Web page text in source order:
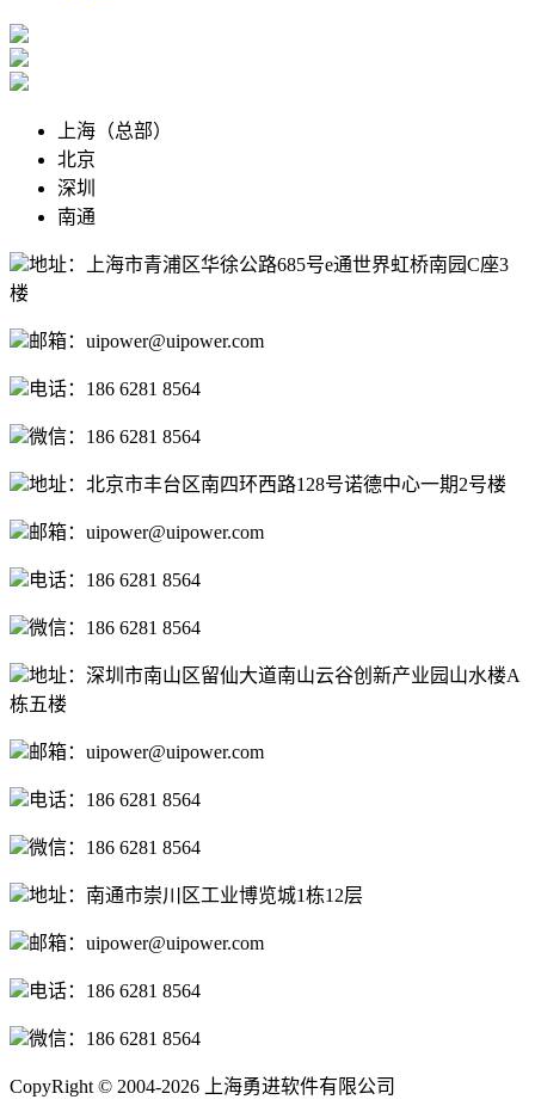
上海（总部）
北京
深圳
南通
地址：上海市青浦区华徐公路685号e通世界虹桥南园C座3
楼
邮箱：uipower@uipower.com
电话：186 6281 8564
微信：186 6281 8564
地址：北京市丰台区南四环西路128号诺德中心一期2号楼
邮箱：uipower@uipower.com
电话：186 6281 8564
微信：186 6281 8564
地址：深圳市南山区留仙大道南山云谷创新产业园山水楼A
栋五楼
邮箱：uipower@uipower.com
电话：186 6281 8564
微信：186 6281 8564
地址：南通市崇川区工业博览城1栋12层
邮箱：uipower@uipower.com
电话：186 6281 8564
微信：186 6281 8564
CopyRight © 2004-2026 上海勇进软件有限公司